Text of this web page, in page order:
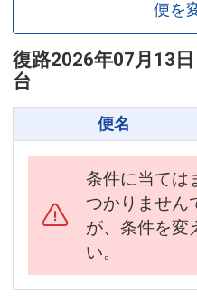
便を
復路2026年07月13日
台
便名
条件に当ては
つかりません
が、条件を変
い。